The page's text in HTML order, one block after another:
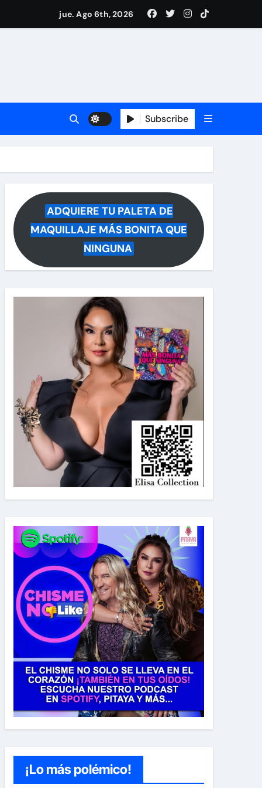
del hospital
y revela lo que muchos querían saber
a la noticia
jue. Ago 6th, 2026
Subscribe
ADQUIERE TU PALETA DE
MAQUILLAJE MÁS BONITA QUE
NINGUNA
¡Lo más polémico!